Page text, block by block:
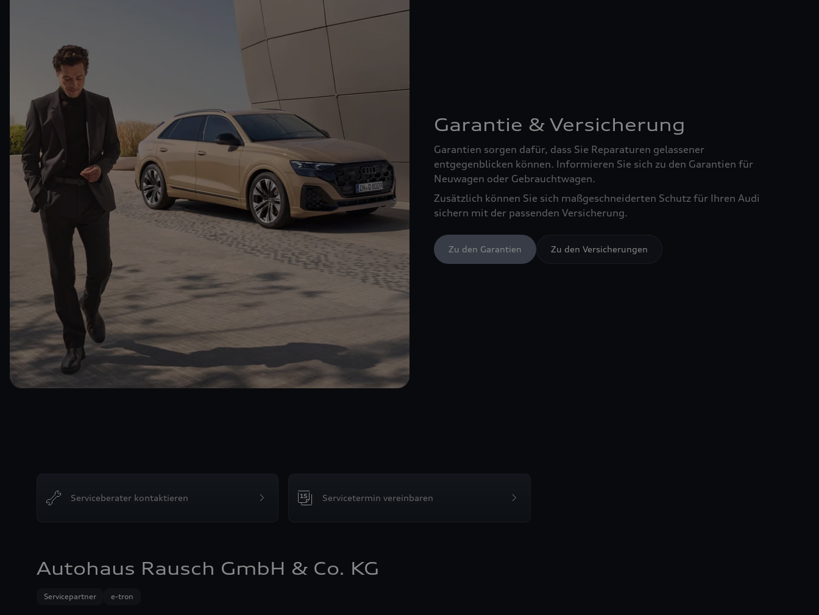
Garantie & Versicherung
Garantien sorgen dafür, dass Sie Reparaturen gelassener
entgegenblicken können. Informieren Sie sich zu den Garantien für
Neuwagen oder Gebrauchtwagen.
Zusätzlich können Sie sich maßgeschneiderten Schutz für Ihren Audi
sichern mit der passenden Versicherung.
Zu den Garantien Zu den Versicherungen
Serviceberater kontaktieren Servicetermin vereinbaren
Autohaus Rausch GmbH & Co. KG
Servicepartner e-tron